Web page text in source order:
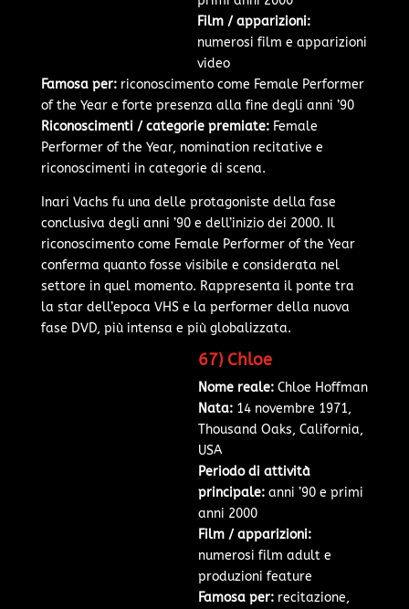
Film / apparizioni:
numerosi film e apparizioni
video
Famosa per:riconoscimento come Female Performer
of the Year e forte presenza alla fine degli anni ’90
Riconoscimenti / categorie premiate:Female
Performer of the Year, nomination recitative e
riconoscimenti in categorie di scena.
Inari Vachs fu una delle protagoniste della fase
conclusiva degli anni ’90 e dell’inizio dei 2000. Il
riconoscimento come Female Performer of the Year
conferma quanto fosse visibile e considerata nel
settore in quel momento. Rappresenta il ponte tra
la star dell’epoca VHS e la performer della nuova
fase DVD, più intensa e più globalizzata.
67) Chloe
Nome reale:Chloe Hoffman
Nata:14 novembre 1971,
Thousand Oaks, California,
USA
Periodo di attività
principale:anni ’90 e primi
anni 2000
Film / apparizioni:
numerosi film adult e
produzioni feature
Famosa per:recitazione,